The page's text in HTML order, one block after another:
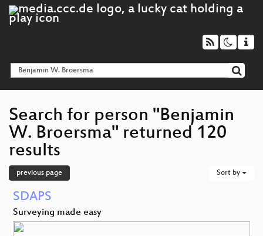
Search for person "Benjamin
W. Broersma" returned 120
results
previous page Sort by
SDAPS
Surveying made easy